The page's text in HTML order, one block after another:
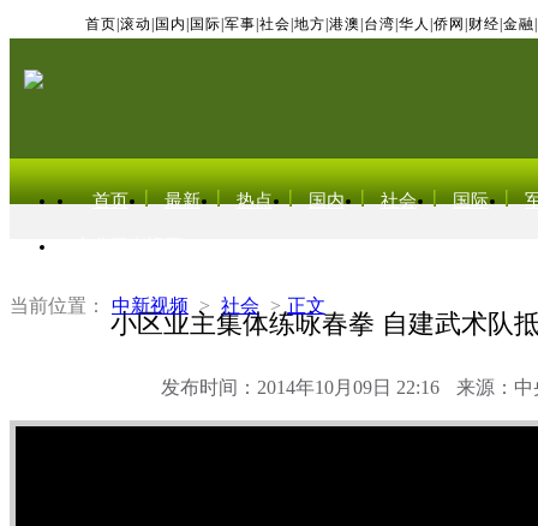
首页 滚动 国内 国际 军事 社会 地方 港澳 台湾 华人 侨网 财经 金融
首页 最新 热点 国内 社会 国际
当前位置： 中新视频 > 社会 > 正文
小区业主集体练咏春拳 自建武术队
发布时间：2014年10月09日 22:16 来源：中